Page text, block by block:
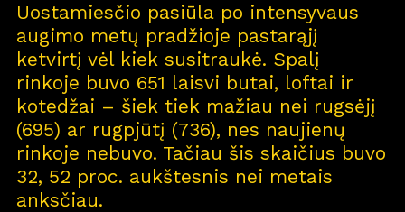
Projektai
Apie mus
Karjera 11
Uostamiesčio pasiūla po intensyvaus
augimo metų pradžioje pastarąjį
ketvirtį vėl kiek susitraukė. Spalį
rinkoje buvo 651 laisvi butai, loftai ir
kotedžai – šiek tiek mažiau nei rugsėjį
(695) ar rugpjūtį (736), nes naujienų
rinkoje nebuvo. Tačiau šis skaičius buvo
32, 52 proc. aukštesnis nei metais
anksčiau.